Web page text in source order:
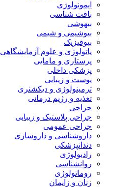
ایمونولوژی
بافت شناسی
بیهوشی
بیوشیمی و شیمی
بیوفیزیک
پاتولوژی و علوم آزمایشگاهی
پرستاری و مامایی
پزشکی داخلی
پوست و زیبایی
ترمینولوژی و دیکشنری
تغذیه و رژیم درمانی
جراحی
جراحی پلاستیک و زیبایی
جراحی عمومی
داروشناسی و داروسازی
دندانپزشکی
رادیولوژی
روانشناسی
روماتولوژی
زنان و زایمان